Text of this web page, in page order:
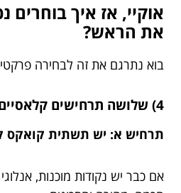
אוקיי, אז איך בוחרים
את הראש?
בוא נתרגם את זה לבחירה
4) שלושה תרחישים קלאסיים – איפה אתה נמצא?
תרחיש א: יש תשתית קואקס